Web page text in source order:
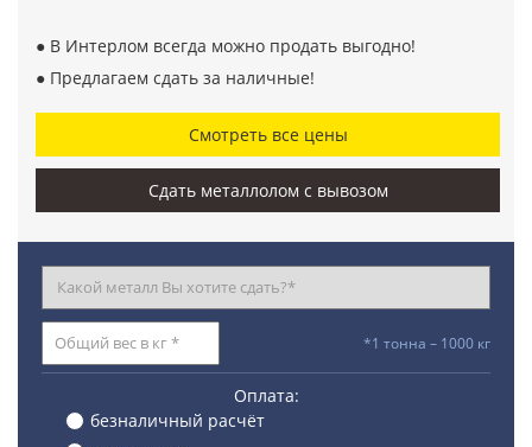
● В Интерлом всегда можно продать выгодно!
● Предлагаем сдать за наличные!
Смотреть все цены
Сдать металлолом с вывозом
*1 тонна – 1000 кг
Оплата:
безналичный расчёт